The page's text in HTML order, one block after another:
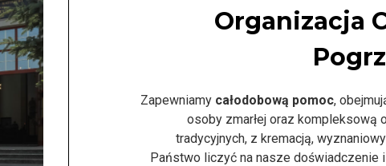
Organizacja
Zapewniamy całodobową pomoc,
osoby zmarłej oraz kompleksową
tradycyjnych, z kremacją,
Państwo liczyć na nasze doświadczenie